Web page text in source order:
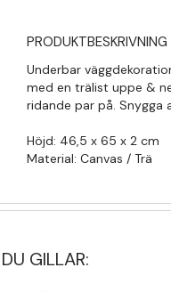
PRODUKTBESKRIVNING
Underbar
med en trälist uppe &
ridande par på. Snygga
Höjd: 46,5 x 65 x 2 cm
Material: Canvas / Trä
GILLAR: